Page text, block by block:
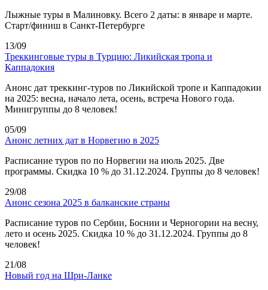
Лыжные туры в Малиновку. Всего 2 даты: в январе и марте.
Старт/финиш в Санкт-Петербурге
13/09
Треккинговые туры в Турцию: Ликийская тропа и
Каппадокия
Анонс дат треккинг-туров по Ликийской тропе и Каппадокии
на 2025: весна, начало лета, осень, встреча Нового года.
Минигруппы до 8 человек!
05/09
Анонс летних дат в Норвегию в 2025
Расписание туров по по Норвегии на июль 2025. Две
программы. Скидка 10 % до 31.12.2024. Группы до 8 человек!
29/08
Анонс сезона 2025 в балканские страны
Расписание туров по Сербии, Боснии и Черногории на весну,
лето и осень 2025. Скидка 10 % до 31.12.2024. Группы до 8
человек!
21/08
Новый год на Шри-Ланке